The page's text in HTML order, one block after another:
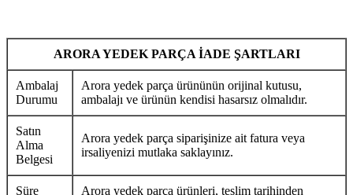
ARORA YEDEK PARÇA İADE ŞARTLARI
Ambalaj
Durumu
Arora yedek parça ürününün orijinal kutusu,
ambalajı ve ürünün kendisi hasarsız olmalıdır.
Satın
Alma
Belgesi
Arora yedek parça siparişinize ait fatura veya
irsaliyenizi mutlaka saklayınız.
Süre Arora yedek parça ürünleri, teslim tarihinden